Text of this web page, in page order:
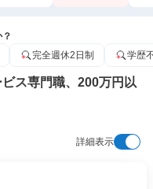
完全週休2日制 学歴
ス専門職、200万円以
詳細表示